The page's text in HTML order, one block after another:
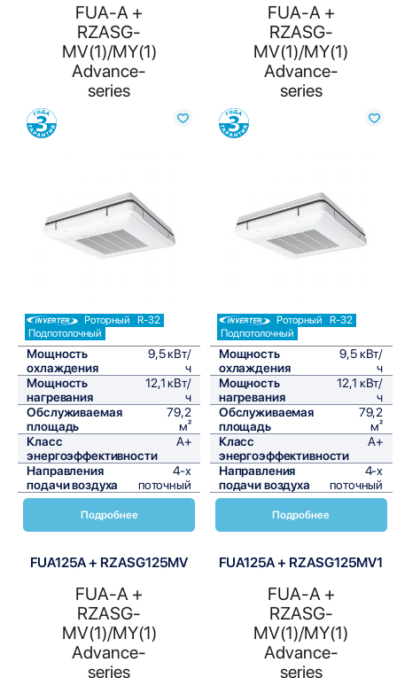
FUA-A +
RZASG-
MV(1)/MY(1)
Advance-
series
Сравнить
Роторный
R-32
Подпотолочный
Мощность
охлаждения
9,5 кВт/
ч
Мощность
нагревания
12,1 кВт/
ч
Обслуживаемая
площадь
79,2
м²
Класс
энергоэффективности
A+
Направления
подачи воздуха
4-х
поточный
Подробнее
FUA-A +
RZASG-
MV(1)/MY(1)
Advance-
series
Сравнить
Роторный
R-32
Подпотолочный
Мощность
охлаждения
9,5 кВт/
ч
Мощность
нагревания
12,1 кВт/
ч
Обслуживаемая
площадь
79,2
м²
Класс
энергоэффективности
A+
Направления
подачи воздуха
4-х
поточный
Подробнее
FUA125A + RZASG125MV
FUA-A +
RZASG-
MV(1)/MY(1)
Advance-
series
FUA125A + RZASG125MV1
FUA-A +
RZASG-
MV(1)/MY(1)
Advance-
series